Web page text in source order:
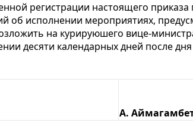
регистрации настоящего
об исполнении мероприятиях,
на курируюшего вице-
десяти календарных дней после
А.